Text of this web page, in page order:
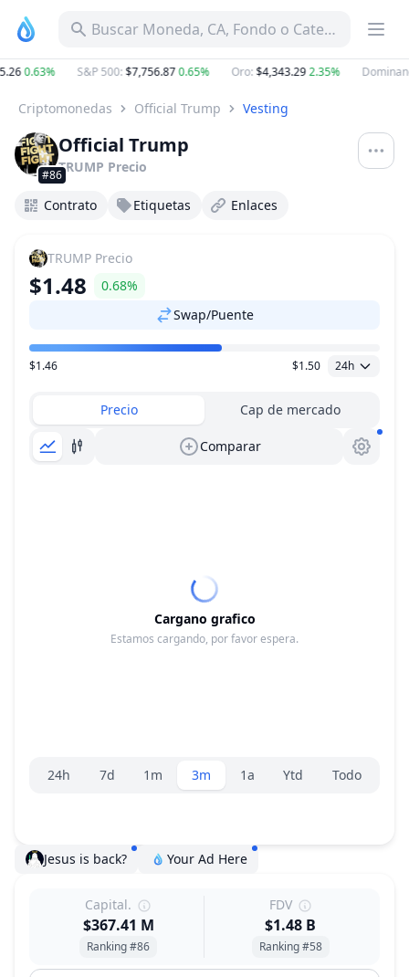
Buscar Moneda, CA, Fondo o Categoría
0.63% S&P 500:$7,756.870.65% Oro:$4,343.292.35%
Criptomonedas Official Trump Vesting
#86
Official Trump
TRUMP Precio
Contrato Etiquetas Enlaces
TRUMP Precio
$1.48
0.68%
Swap/Puente
Rango de precio
$1.46 $1.50 24h
Precio Cap de mercado
Comparar
Cargano grafico
Estamos cargando, por favor espera.
Selector de rango
24h 7d 1m 3m 1a Ytd Todo
Jesus is back? Your Ad Here
Capital.
$367.41 M
Ranking #86
FDV
$1.48 B
Ranking #58